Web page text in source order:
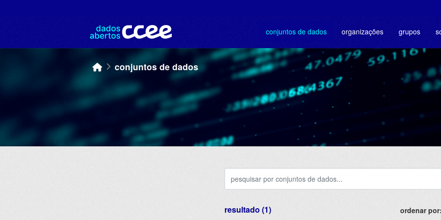
conjuntos de dados organizações grupos
conjuntos de dados
ordenar por
resultado (1)